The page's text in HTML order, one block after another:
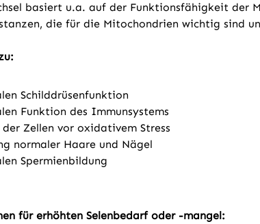
basiert u.a. auf der Funktionsfähigkeit der
die für die Mitochondrien wichtig sind
Schilddrüsenfunktion
Funktion des Immunsystems
der Zellen vor oxidativem Stress
normaler Haare und Nägel
Spermienbildung
für erhöhten Selenbedarf oder -mangel: